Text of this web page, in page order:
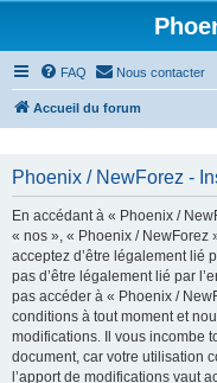
FAQ Nous contacter
Accueil du forum
Phoenix / NewForez -
En accédant à « Phoenix /
« nos », « Phoenix / NewForez
acceptez d’être légalement lié
pas d’être légalement lié par
pas accéder à « Phoenix /
conditions à tout moment et
modifications. Il vous incombe
document, car votre utilisation
l’apport de modifications vaut